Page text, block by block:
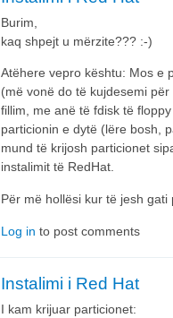
Burim,
kaq shpejt u mërzite??? :-)
Atëhere vepro kështu: Mos e
(më vonë do të kujdesemi
fillim, me anë të fdisk të
particionin e dytë (lëre bosh,
mund të krijosh particionet
instalimit të RedHat.
Për më hollësi kur të jesh
Log in to post comments
Instalimi i Red Hat
I kam krijuar particionet: